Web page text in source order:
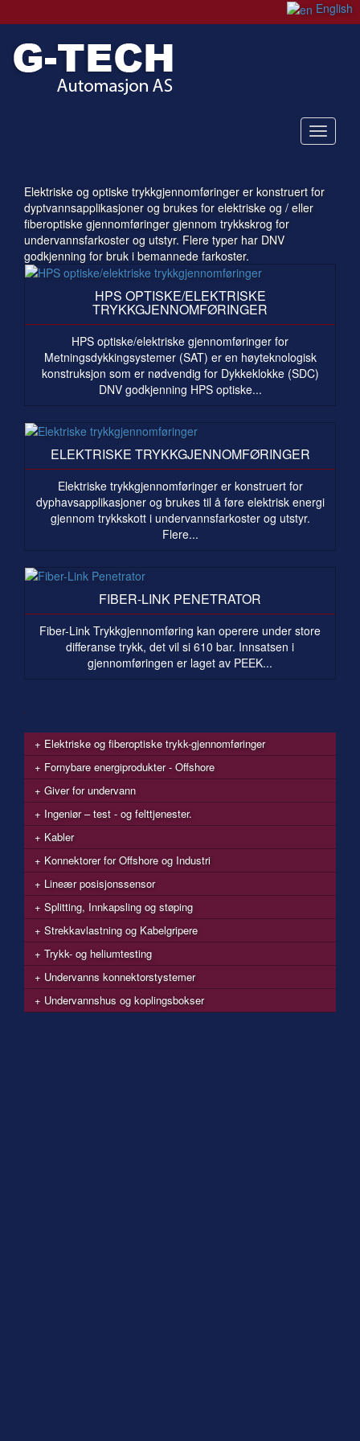
English
Elektriske og optiske trykkgjennomføringer er konstruert for
dyptvannsapplikasjoner og brukes for elektriske og / eller
fiberoptiske gjennomføringer gjennom trykkskrog for
undervannsfarkoster og utstyr. Flere typer har DNV
godkjenning for bruk i bemannede farkoster.
HPS OPTISKE/ELEKTRISKE
TRYKKGJENNOMFØRINGER
HPS optiske/elektriske gjennomføringer for
Metningsdykkingsystemer (SAT) er en høyteknologisk
konstruksjon som er nødvendig for Dykkeklokke (SDC)
DNV godkjenning HPS optiske...
ELEKTRISKE TRYKKGJENNOMFØRINGER
Elektriske trykkgjennomføringer er konstruert for
dyphavsapplikasjoner og brukes til å føre elektrisk energi
gjennom trykkskott i undervannsfarkoster og utstyr.
Flere...
FIBER-LINK PENETRATOR
Fiber-Link Trykkgjennomføring kan operere under store
differanse trykk, det vil si 610 bar. Innsatsen i
gjennomføringen er laget av PEEK...
Elektriske og fiberoptiske trykk-gjennomføringer
Fornybare energiprodukter - Offshore
Giver for undervann
Ingeniør – test - og felttjenester.
Kabler
Konnektorer for Offshore og Industri
Lineær posisjonssensor
Splitting, Innkapsling og støping
Strekkavlastning og Kabelgripere
Trykk- og heliumtesting
Undervanns konnektorstystemer
Undervannshus og koplingsbokser